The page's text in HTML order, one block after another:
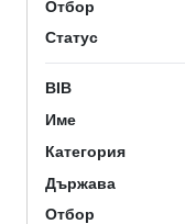
Отбор
Статус
BIB
Име
Категория
Държава
Отбор